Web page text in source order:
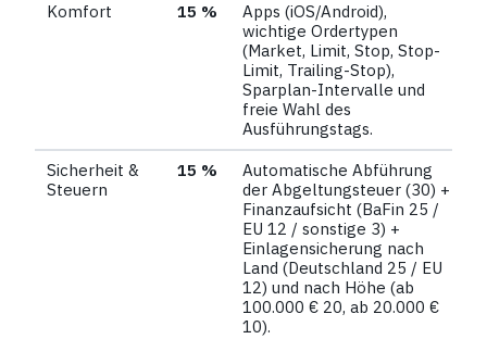
Komfort
15 %
Apps (iOS/Android),
wichtige Ordertypen
(Market, Limit, Stop, Stop-
Limit, Trailing-Stop),
Sparplan-Intervalle und
freie Wahl des
Ausführungstags.
Sicherheit &
Steuern
15 %
Automatische Abführung
der Abgeltungsteuer (30) +
Finanzaufsicht (BaFin 25 /
EU 12 / sonstige 3) +
Einlagensicherung nach
Land (Deutschland 25 / EU
12) und nach Höhe (ab
100.000 € 20, ab 20.000 €
10).